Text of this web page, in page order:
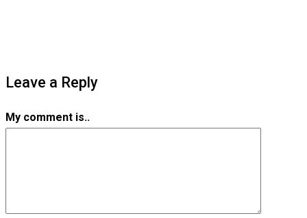
Leave a Reply
My comment is..